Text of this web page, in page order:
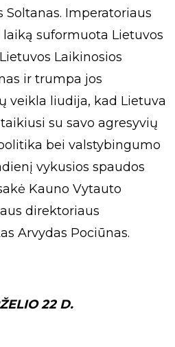
Soltanas. Imperatoriaus
suformuota Lietuvos
Laikinosios
ir trumpa jos
veikla liudija, kad Lietuva
su savo agresyvių
bei valstybingumo
vykusios spaudos
Kauno Vytauto
direktoriaus
Arvydas Pociūnas.
22 D.